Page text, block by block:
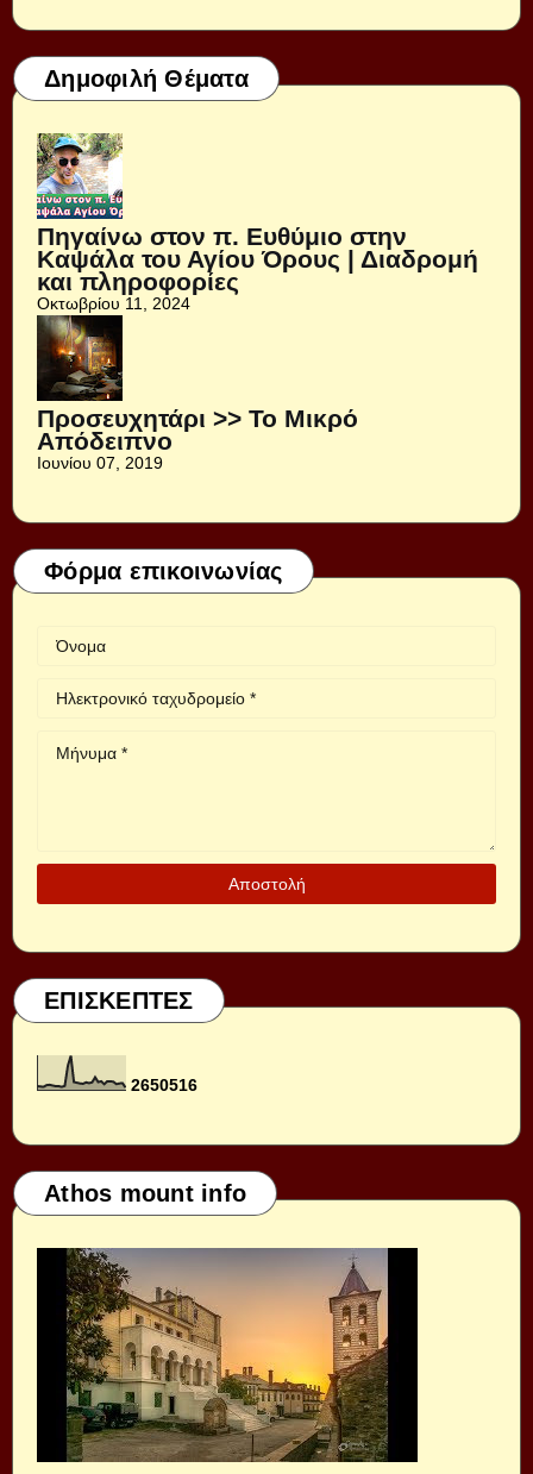
Δημοφιλή Θέματα
Πηγαίνω στον π. Ευθύμιο στην
Καψάλα του Αγίου Όρους | Διαδρομή
και πληροφορίες
Οκτωβρίου 11, 2024
Προσευχητάρι >> Το Μικρό
Απόδειπνο
Ιουνίου 07, 2019
Φόρμα επικοινωνίας
ΕΠΙΣΚΕΠΤΕΣ
2650516
Athos mount info